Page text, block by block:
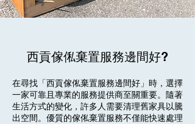
西貢傢俬棄置服務邊間好?
在尋找「西貢傢俬棄置服務邊間好」時，選擇
一家可靠且專業的服務提供商至關重要。隨著
生活方式的變化，許多人需要清理舊家具以騰
出空間。優質的傢俬棄置服務不僅能快速處理